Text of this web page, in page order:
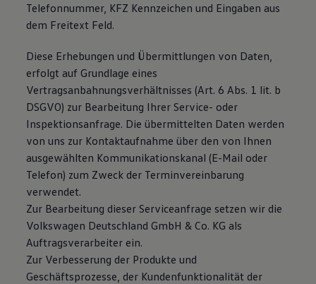
Telefonnummer, KFZ Kennzeichen und Eingaben aus
dem Freitext Feld.
Diese Erhebungen und Übermittlungen von Daten,
erfolgt auf Grundlage eines
Vertragsanbahnungsverhältnisses (Art. 6 Abs. 1 lit. b
DSGVO) zur Bearbeitung Ihrer Service- oder
Inspektionsanfrage. Die übermittelten Daten werden
von uns zur Kontaktaufnahme über den von Ihnen
ausgewählten Kommunikationskanal (E-Mail oder
Telefon) zum Zweck der Terminvereinbarung
verwendet.
Zur Bearbeitung dieser Serviceanfrage setzen wir die
Volkswagen Deutschland GmbH & Co. KG als
Auftragsverarbeiter ein.
Zur Verbesserung der Produkte und
Geschäftsprozesse, der Kundenfunktionalität der